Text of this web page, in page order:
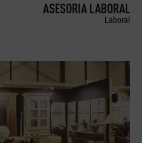
ASESORIA LABORAL
Laboral